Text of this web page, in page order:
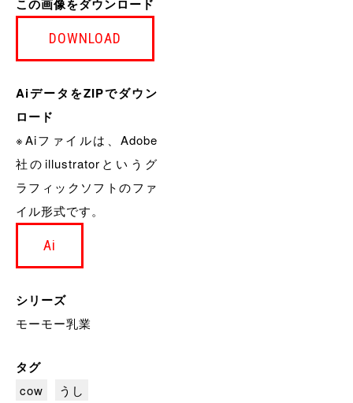
この画像をダウンロード
DOWNLOAD
AiデータをZIPでダウン
ロード
※Aiファイルは、Adobe
社のillustratorというグ
ラフィックソフトのファ
イル形式です。
Ai
シリーズ
モーモー乳業
タグ
cow
うし